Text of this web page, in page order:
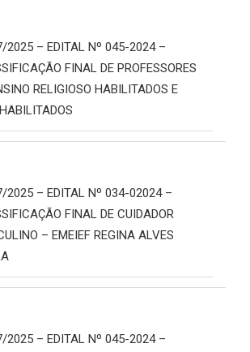
2025 – EDITAL Nº 045-2024 –
FINAL DE PROFESSORES
RELIGIOSO HABILITADOS E
2025 – EDITAL Nº 034-02024 –
FINAL DE CUIDADOR
– EMEIEF REGINA ALVES
2025 – EDITAL Nº 045-2024 –